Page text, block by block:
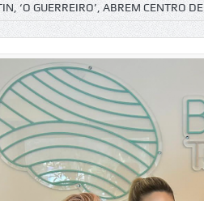
‘O GUERREIRO’, ABREM CENTRO